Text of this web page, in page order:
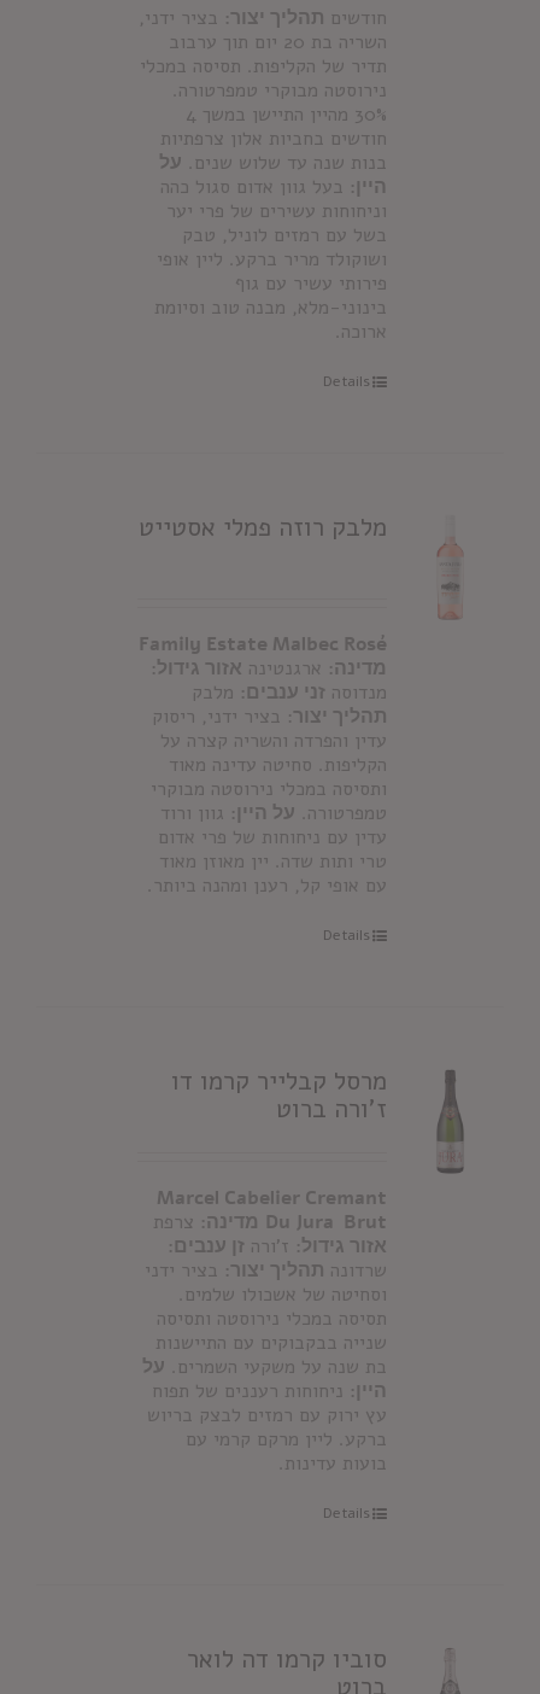
חודשים תהליך יצור: בציר ידני,
השריה בת 20 יום תוך ערבוב
תדיר של הקליפות. תסיסה במכלי
נירוסטה מבוקרי טמפרטורה.
30% מהיין התיישן במשך 4
חודשים בחביות אלון צרפתיות
בנות שנה עד שלוש שנים. על
היין: בעל גוון אדום סגול כהה
וניחוחות עשירים של פרי יער
בשל עם רמזים לוניל, טבק
ושוקולד מריר ברקע. ליין אופי
פירותי עשיר עם גוף
בינוני-מלא, מבנה טוב וסיומת
ארוכה.
Details
מלבק רוזה פמלי אסטייט
Family Estate Malbec Rosé
מדינה: ארגנטינה אזור גידול:
מנדוסה זני ענבים: מלבק
תהליך יצור: בציר ידני, ריסוק
עדין והפרדה והשריה קצרה על
הקליפות. סחיטה עדינה מאוד
ותסיסה במכלי נירוסטה מבוקרי
טמפרטורה. על היין: גוון ורוד
עדין עם ניחוחות של פרי אדום
טרי ותות שדה. יין מאוזן מאוד
עם אופי קל, רענן ומהנה ביותר.
Details
מרסל קבלייר קרמו דו
ז'ורה ברוט
Marcel Cabelier Cremant
Du Jura Brut מדינה: צרפת
אזור גידול: ז'ורה זן ענבים:
שרדונה תהליך יצור: בציר ידני
וסחיטה של אשכולו שלמים.
תסיסה במכלי נירוסטה ותסיסה
שנייה בבקבוקים עם התיישנות
בת שנה על משקעי השמרים. על
היין: ניחוחות רעננים של תפוח
עץ ירוק עם רמזים לבצק בריוש
ברקע. ליין מרקם קרמי עם
בועות עדינות.
Details
סוביו קרמו דה לואר
ברוט